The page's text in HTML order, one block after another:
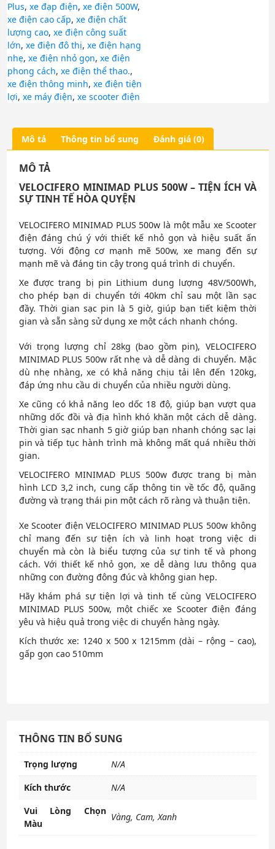
Plus, xe đạp điện, xe điện 500W,
xe điện cao cấp, xe điện chất
lượng cao, xe điện công suất
lớn, xe điện đô thị, xe điện hạng
nhẹ, xe điện nhỏ gọn, xe điện
phong cách, xe điện thể thao.,
xe điện thông minh, xe điện tiện
lợi, xe máy điện, xe scooter điện
Mô tả Thông tin bổ sung Đánh giá (0)
MÔ TẢ
VELOCIFERO MINIMAD PLUS 500W – TIỆN ÍCH VÀ
SỰ TINH TẾ HÒA QUYỆN
VELOCIFERO MINIMAD PLUS 500w là một mẫu xe Scooter
điện đáng chú ý với thiết kế nhỏ gọn và hiệu suất ấn
tượng. Với động cơ mạnh mẽ 500w, xe mang đến sự
mạnh mẽ và đáng tin cậy trong quá trình di chuyển.
Xe được trang bị pin Lithium dung lượng 48V/500Wh,
cho phép bạn di chuyển tới 40km chỉ sau một lần sạc
đầy. Thời gian sạc pin là 5 giờ, giúp bạn tiết kiệm thời
gian và sẵn sàng sử dụng xe một cách nhanh chóng.
Với trọng lượng chỉ 28kg (bao gồm pin), VELOCIFERO
MINIMAD PLUS 500w rất nhẹ và dễ dàng di chuyển. Mặc
dù nhẹ nhàng, xe có khả năng chịu tải lên đến 120kg,
đáp ứng nhu cầu di chuyển của nhiều người dùng.
Xe cũng có khả năng leo dốc 18 độ, giúp bạn vượt qua
những dốc đồi và địa hình khó khăn một cách dễ dàng.
Thời gian sạc nhanh 5 giờ giúp bạn nhanh chóng sạc lại
pin và tiếp tục hành trình mà không mất quá nhiều thời
gian.
VELOCIFERO MINIMAD PLUS 500w được trang bị màn
hình LCD 3,2 inch, cung cấp thông tin về tốc độ, quãng
đường và trạng thái pin một cách rõ ràng và thuận tiện.
Xe Scooter điện VELOCIFERO MINIMAD PLUS 500w không
chỉ mang đến sự tiện ích và linh hoạt trong việc di
chuyển mà còn là biểu tượng của sự tinh tế và phong
cách. Với thiết kế nhỏ gọn, xe dễ dàng lưu thông qua
những con đường đông đúc và không gian hẹp.
Hãy khám phá sự tiện lợi và tinh tế cùng VELOCIFERO
MINIMAD PLUS 500w, một chiếc xe Scooter điện đáng
yêu và hiệu quả trong việc di chuyển hàng ngày.
Kích thước xe: 1240 x 500 x 1215mm (dài – rộng – cao),
gấp gọn cao 510mm
THÔNG TIN BỔ SUNG
Trọng lượng
N/A
Kích thước
N/A
Vui Lòng Chọn
Màu
Vàng, Cam, Xanh